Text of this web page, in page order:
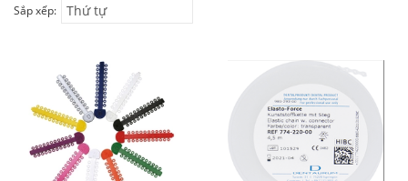
Sắp xếp: Thứ tự